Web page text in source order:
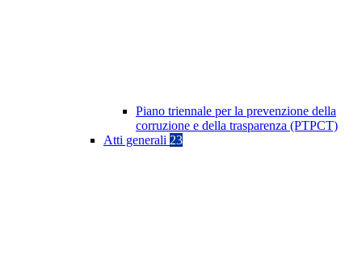
Piano triennale per la prevenzione della
corruzione e della trasparenza (PTPCT)
Atti generali 23